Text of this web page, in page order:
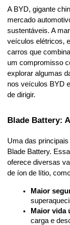
A BYD, gigante
mercado
sustentáveis. A
veículos elétricos,
carros que
um compromisso
explorar algumas
nos veículos BYD
de dirigir.
Blade Battery:
Uma das
Blade Battery.
oferece diversas
de íon de lítio,
Maior
Maior vida
carga e